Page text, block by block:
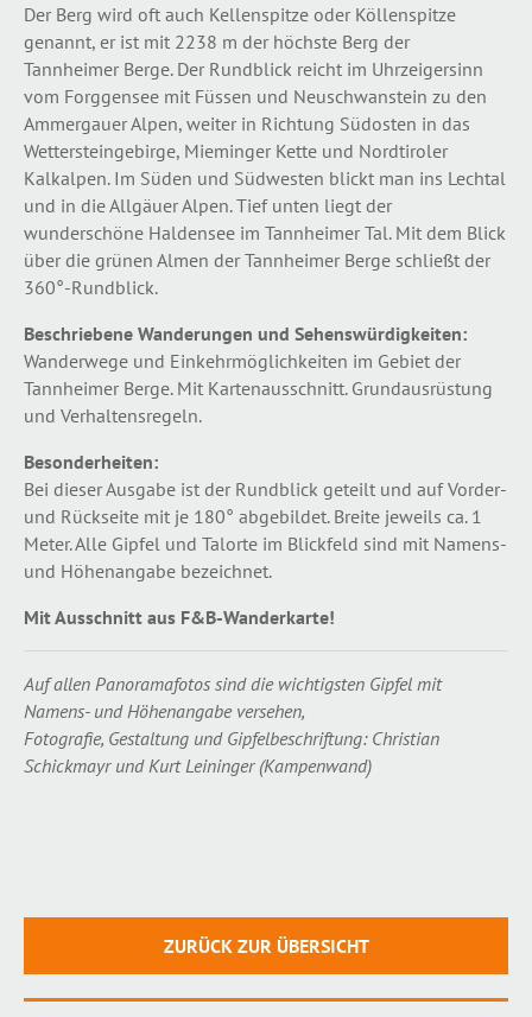
Der Berg wird oft auch Kellenspitze oder Köllenspitze
genannt, er ist mit 2238 m der höchste Berg der
Tannheimer Berge. Der Rundblick reicht im Uhrzeigersinn
vom Forggensee mit Füssen und Neuschwanstein zu den
Ammergauer Alpen, weiter in Richtung Südosten in das
Wettersteingebirge, Mieminger Kette und Nordtiroler
Kalkalpen. Im Süden und Südwesten blickt man ins Lechtal
und in die Allgäuer Alpen. Tief unten liegt der
wunderschöne Haldensee im Tannheimer Tal. Mit dem Blick
über die grünen Almen der Tannheimer Berge schließt der
360°-Rundblick.
Beschriebene Wanderungen und Sehenswürdigkeiten:
Wanderwege und Einkehrmöglichkeiten im Gebiet der
Tannheimer Berge. Mit Kartenausschnitt. Grundausrüstung
und Verhaltensregeln.
Besonderheiten:
Bei dieser Ausgabe ist der Rundblick geteilt und auf Vorder-
und Rückseite mit je 180° abgebildet. Breite jeweils ca. 1
Meter. Alle Gipfel und Talorte im Blickfeld sind mit Namens-
und Höhenangabe bezeichnet.
Mit Ausschnitt aus F&B-Wanderkarte!
Auf allen Panoramafotos sind die wichtigsten Gipfel mit
Namens- und Höhenangabe versehen,
Fotografie, Gestaltung und Gipfelbeschriftung: Christian
Schickmayr und Kurt Leininger (Kampenwand)
ZURÜCK ZUR ÜBERSICHT